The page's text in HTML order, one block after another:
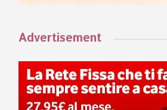
Advertisement